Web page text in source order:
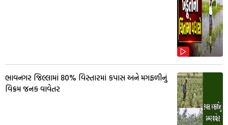
ભાવનગર જિલ્લામાં 80% વિસ્તારમાં કપાસ અને મગફળીનું
વિક્રમ જનક વાવેતર